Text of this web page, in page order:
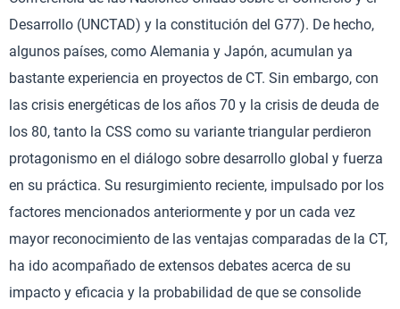
Desarrollo (UNCTAD) y la constitución del G77). De hecho,
algunos países, como Alemania y Japón, acumulan ya
bastante experiencia en proyectos de CT. Sin embargo, con
las crisis energéticas de los años 70 y la crisis de deuda de
los 80, tanto la CSS como su variante triangular perdieron
protagonismo en el diálogo sobre desarrollo global y fuerza
en su práctica. Su resurgimiento reciente, impulsado por los
factores mencionados anteriormente y por un cada vez
mayor reconocimiento de las ventajas comparadas de la CT,
ha ido acompañado de extensos debates acerca de su
impacto y eficacia y la probabilidad de que se consolide